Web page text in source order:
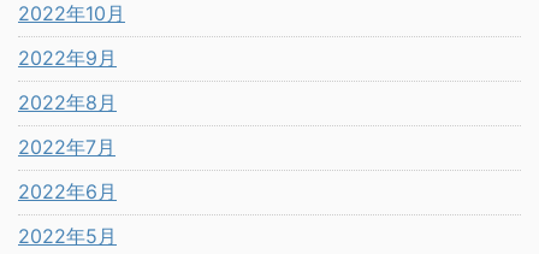
2022年10月
2022年9月
2022年8月
2022年7月
2022年6月
2022年5月